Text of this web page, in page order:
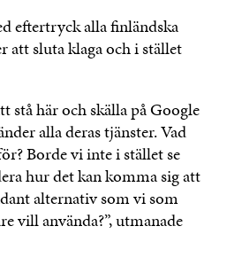
eftertryck alla finländska
att sluta klaga och i stället
stå här och skälla på Google
alla deras tjänster. Vad
Borde vi inte i stället se
hur det kan komma sig att
alternativ som vi som
vill använda?”, utmanade